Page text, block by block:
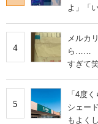
よ」「
4
メルカ
ら……
すぎて
5
「4度
シェー
もよく